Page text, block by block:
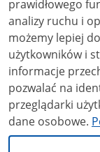
prawidłowego
analizy ruchu i
możemy lepiej
użytkowników i stale
informacje
pozwalać na
przeglądarki
dane osobowe.